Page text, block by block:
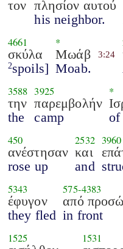
τον πλησίον αυτού
his neighbor.
4661
σκύλα
2spoils]
*
Μωάβ
Moab.
3:24
3588
την
the
3925
παρεμβολήν
camp
*
of
450
ανέστησαν
rose up
2532
και
and
3960
5343
έφυγον
they fled
575-4383
από
in front
1525 1531